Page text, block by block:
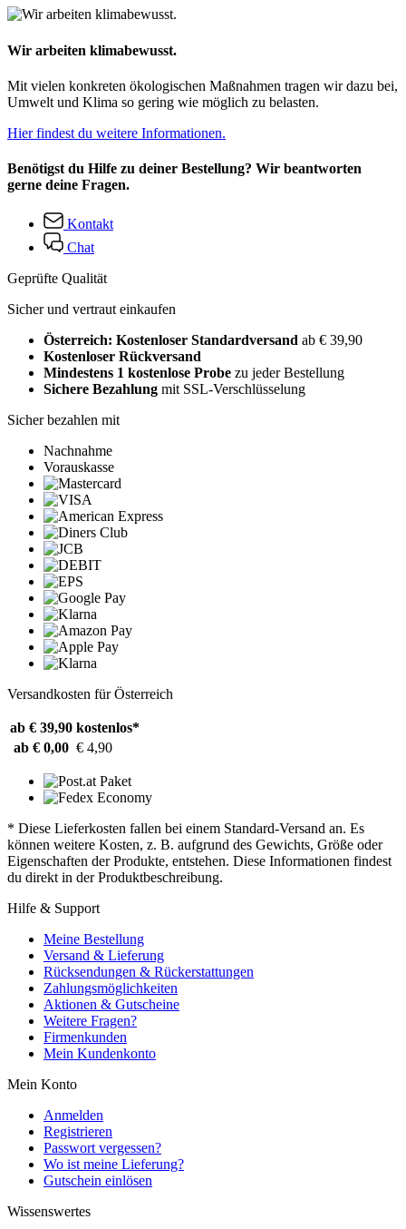
Wir arbeiten klimabewusst.
Mit vielen konkreten ökologischen Maßnahmen tragen wir dazu bei,
Umwelt und Klima so gering wie möglich zu belasten.
Hier findest du weitere Informationen.
Benötigst du Hilfe zu deiner Bestellung? Wir beantworten
gerne deine Fragen.
Kontakt
Chat
Geprüfte Qualität
Sicher und vertraut einkaufen
Österreich: Kostenloser Standardversand ab € 39,90
Kostenloser Rückversand
Mindestens 1 kostenlose Probe zu jeder Bestellung
Sichere Bezahlung mit SSL-Verschlüsselung
Sicher bezahlen mit
Nachnahme
Vorauskasse
Versandkosten für Österreich
ab € 39,90 kostenlos*
ab € 0,00 € 4,90
* Diese Lieferkosten fallen bei einem Standard-Versand an. Es
können weitere Kosten, z. B. aufgrund des Gewichts, Größe oder
Eigenschaften der Produkte, entstehen. Diese Informationen findest
du direkt in der Produktbeschreibung.
Hilfe & Support
Meine Bestellung
Versand & Lieferung
Rücksendungen & Rückerstattungen
Zahlungsmöglichkeiten
Aktionen & Gutscheine
Weitere Fragen?
Firmenkunden
Mein Kundenkonto
Mein Konto
Anmelden
Registrieren
Passwort vergessen?
Wo ist meine Lieferung?
Gutschein einlösen
Wissenswertes